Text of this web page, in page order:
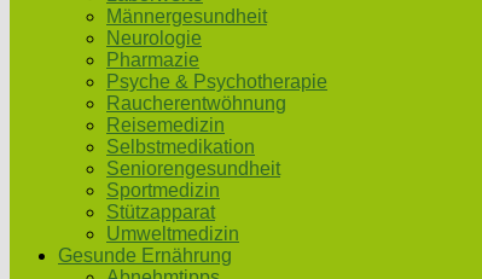
Männergesundheit
Neurologie
Pharmazie
Psyche & Psychotherapie
Raucherentwöhnung
Reisemedizin
Selbstmedikation
Seniorengesundheit
Sportmedizin
Stützapparat
Umweltmedizin
Gesunde Ernährung